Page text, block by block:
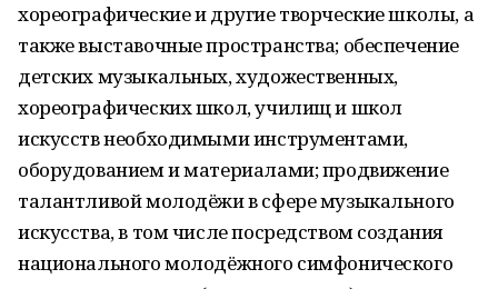
хореографические и другие творческие школы, а
также выставочные пространства; обеспечение
детских музыкальных, художественных,
хореографических школ, училищ и школ
искусств необходимыми инструментами,
оборудованием и материалами; продвижение
талантливой молодёжи в сфере музыкального
искусства, в том числе посредством создания
национального молодёжного симфонического